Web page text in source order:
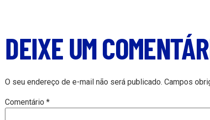
DEIXE UM
O seu endereço de e-mail não será publicado. Campos
Comentário *